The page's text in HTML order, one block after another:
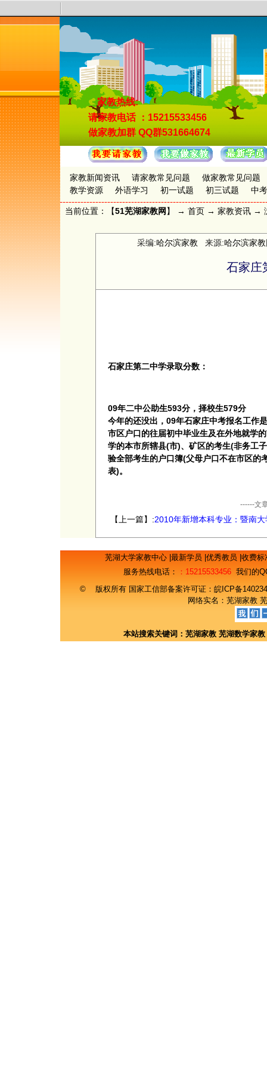
家教热线:
请家教电话 ：15215533456
做家教加群 QQ群531664674
家教新闻资讯 请家教常见问题
做家教常见问题
教学资源
外语学习 初一试题 初三试题 中
当前位置：【51芜湖家教网 】 → 首页 → 家教资讯 →
采编:哈尔滨家教 来源:哈尔滨家
石家庄
石家庄第二中学录取分数：
09年二中公助生593分，择校生579分
今年的还没出，09年石家庄中考报名工作
市区户口的往届初中毕业生及在外地就学
学的本市所辖县(市)、矿区的考生(非务工
验全部考生的户口簿(父母户口不在市区的
表)。
------文
【上一篇】:2010年新增本科专业：暨南大
芜湖大学家教中心 最新学员 优秀教员 收费
服务热线电话：
：15215533456 我们的
© 版权所有 国家工信部备案许可证： 皖ICP备
网络实名： 芜湖家教
本站搜索关键词： 芜湖家教 芜湖数学家教